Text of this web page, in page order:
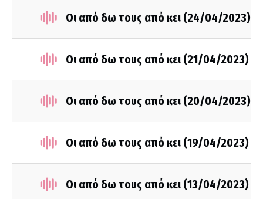
Οι από δω τους από κει (24/04/2023)
Οι από δω τους από κει (21/04/2023)
Οι από δω τους από κει (20/04/2023)
Οι από δω τους από κει (19/04/2023)
Οι από δω τους από κει (13/04/2023)